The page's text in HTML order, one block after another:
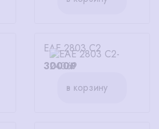
EAE 2803 C2
3000₽
в корзину